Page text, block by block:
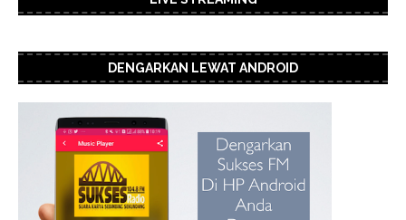
DENGARKAN LEWAT ANDROID